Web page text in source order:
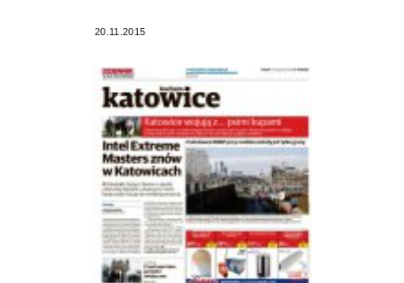
20.11.2015